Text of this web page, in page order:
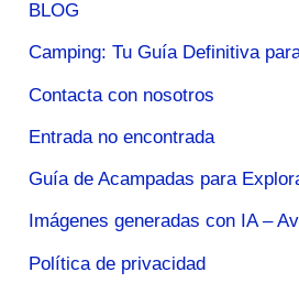
BLOG
Camping: Tu Guía Definitiva
Contacta con nosotros
Entrada no encontrada
Guía de Acampadas para
Imágenes generadas con IA –
Política de privacidad